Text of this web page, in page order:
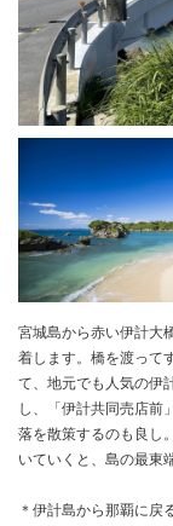
宮城島から赤い伊計大
着します。橋を渡って
て、地元でも人気の伊
し、「伊計共同売店前
落を散策するのも良し
いていくと、島の最東
＊伊計島から那覇に戻